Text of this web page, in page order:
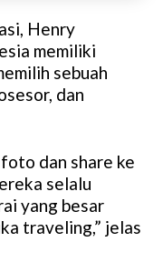
Henry
memiliki
sebuah
dan
dan share ke
selalu
yang besar
traveling,” jelas